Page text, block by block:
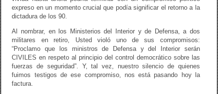
expreso en un momento crucial que podía significar el retorno a la
dictadura de los 90.
Al nombrar, en los Ministerios del Interior y de Defensa, a dos
militares en retiro, Usted violó uno de sus compromisos:
“Proclamo que los ministros de Defensa y del Interior serán
CIVILES en respeto al principio del control democrático sobre las
fuerzas de seguridad”. Y, tal vez, nuestro silencio de quienes
fuimos testigos de ese compromiso, nos está pasando hoy la
factura.